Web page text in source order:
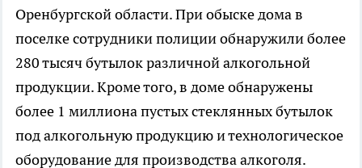
Оренбургской области. При обыске дома в
поселке сотрудники полиции обнаружили более
280 тысяч бутылок различной алкогольной
продукции. Кроме того, в доме обнаружены
более 1 миллиона пустых стеклянных бутылок
под алкогольную продукцию и технологическое
оборудование для производства алкоголя.